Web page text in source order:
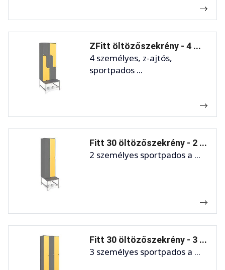
ZFitt öltözőszekrény - 4 ...
4 személyes, z-ajtós,
sportpados ...
Fitt 30 öltözőszekrény - 2 ...
2 személyes sportpados a ...
Fitt 30 öltözőszekrény - 3 ...
3 személyes sportpados a ...